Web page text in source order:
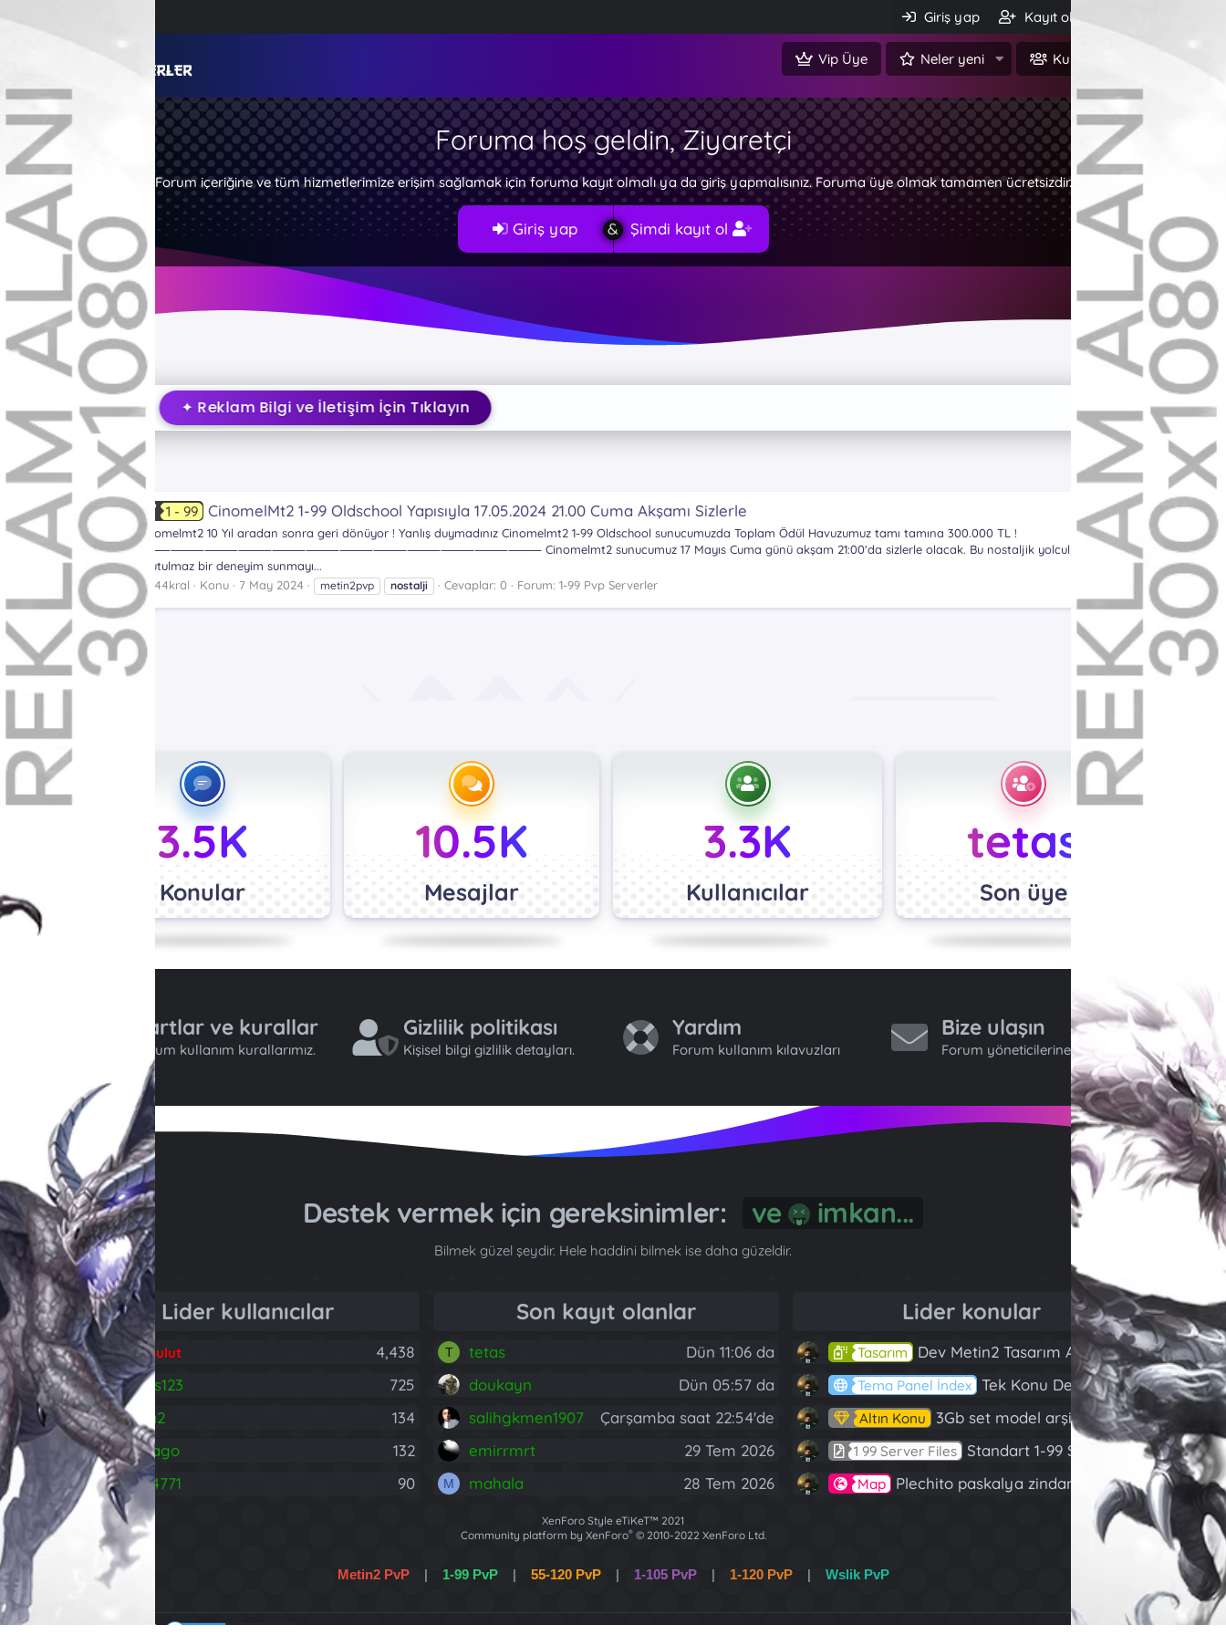
Giriş yap Kayıt ol
Vip Üye Neler yeni Kullanıcılar
Foruma hoş geldin, Ziyaretçi
Forum içeriğine ve tüm hizmetlerimize erişim sağlamak için foruma kayıt olmalı ya da giriş yapmalısınız. Foruma üye olmak tamamen ücretsizdir.
Giriş yap Şimdi kayıt ol
✦ Reklam Bilgi ve İletişim İçin Tıklayın
Etiketler
nostalji
1 - 99 CinomelMt2 1-99 Oldschool Yapısıyla 17.05.2024 21.00 Cuma Akşamı Sizlerle
Cinomelmt2 10 Yıl aradan sonra geri dönüyor ! Yanlış duymadınız Cinomelmt2 1-99 Oldschool sunucumuzda Toplam Ödül Havuzumuz tamı tamına 300.000 TL !
⸻⸻⸻⸻⸻⸻⸻⸻⸻⸻⸻⸻ Cinomelmt2 sunucumuz 17 Mayıs Cuma günü akşam 21:00'da sizlerle olacak. Bu nostaljik yolculukta, size
unutulmaz bir deneyim sunmayı...
alp44kral
Konu 7 May 2024 metin2pvp nostalji Cevaplar: 0 Forum: 1-99 Pvp Serverler
Etiketler
3.5K
Konular
10.5K
Mesajlar
3.3K
Kullanıcılar
tetas
Son üye
Şartlar ve kurallar
Forum kullanım kurallarımız.
Gizlilik politikası
Kişisel bilgi gizlilik detayları.
Yardım
Forum kullanım kılavuzları
Bize ulaşın
Forum yöneticilerine ulaş.
Destek vermek için gereksinimler: ve imkan...
Bilmek güzel şeydir. Hele haddini bilmek ise daha güzeldir.
Lider kullanıcılar
Fatih Bulut 4,438
B brareis123
725
rodnia2
134
H hasdrago 132
4 403314771 90
Son kayıt olanlar
T tetas
Dün 11:06 da
doukayn
Dün 05:57 da
salihgkmen1907
Çarşamba saat 22:54'de
emirrmrt
29 Tem 2026
M mahala 28 Tem 2026
Lider konular
Tasarım Dev Metin2 Tasarım Arşivi Güle Güle Kullanın 143
Tema Panel İndex Tek Konu Dev Paylaşım 10 Adet Server Tanıtım İndex 97
Altın Konu 3Gb set model arşivi 82
1 99 Server Files Standart 1-99 Server Files 60
Map Plechito paskalya zindanı 2023 (Spring Sanctuary dungeon) 57
XenForo Style eTiKeT™ 2021
Community platform by XenForo® © 2010-2022 XenForo Ltd.
XenForo 2 Türkçe eTiKeT™ 2022
Metin2 PvP | 1-99 PvP | 55-120 PvP | 1-105 PvP | 1-120 PvP | Wslik PvP
Türkçe (TR)
R